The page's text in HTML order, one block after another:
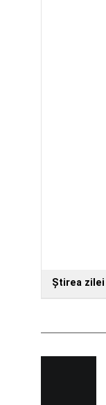
Ştirea zilei